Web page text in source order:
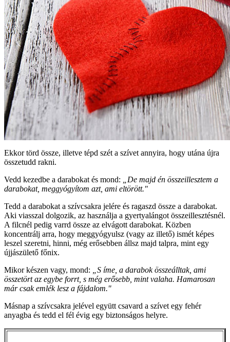
Ekkor törd össze, illetve tépd szét a szívet annyira, hogy utána újra
összetudd rakni.
Vedd kezedbe a darabokat és mond: „De majd én összeillesztem a
darabokat, meggyógyítom azt, ami eltörött."
Tedd a darabokat a szívcsakra jelére és ragaszd össze a darabokat.
Aki viasszal dolgozik, az használja a gyertyalángot összeillesztésnél.
A filcnél pedig varrd össze az elvágott darabokat. Közben
koncentrálj arra, hogy meggyógyulsz (vagy az illető) ismét képes
leszel szeretni, hinni, még erősebben állsz majd talpra, mint egy
újjászülető főnix.
Mikor készen vagy, mond:
„S íme, a darabok összeálltak, ami
összetört az egybe forrt, s még erősebb, mint valaha. Hamarosan
már csak emlék lesz a fájdalom."
Másnap a szívcsakra jelével együtt csavard a szívet egy fehér
anyagba és tedd el fél évig egy biztonságos helyre.